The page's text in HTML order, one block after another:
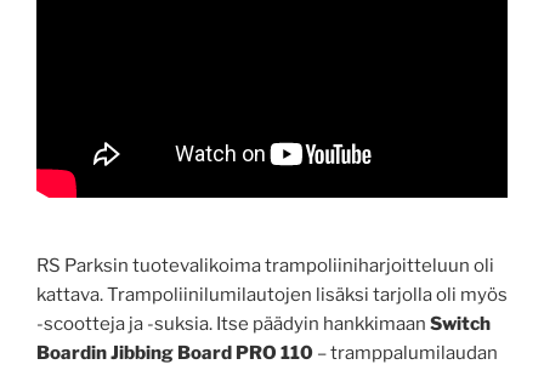
RS Parksin tuotevalikoima trampoliiniharjoitteluun oli
kattava. Trampoliinilumilautojen lisäksi tarjolla oli myös
-scootteja ja -suksia. Itse päädyin hankkimaan Switch
Boardin Jibbing Board PRO 110 – tramppalumilaudan